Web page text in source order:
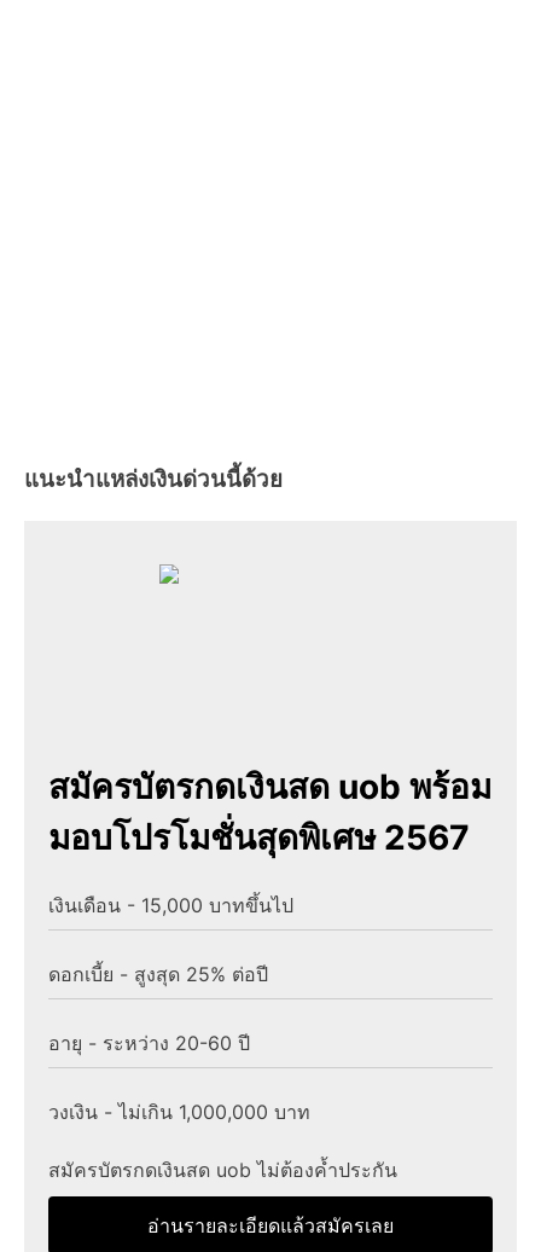
แนะนำแหล่งเงินด่วนนี้ด้วย
สมัครบัตรกดเงินสด uob พร้อม
มอบโปรโมชั่นสุดพิเศษ 2567
เงินเดือน - 15,000 บาทขึ้นไป
ดอกเบี้ย - สูงสุด 25% ต่อปี
อายุ - ระหว่าง 20-60 ปี
วงเงิน - ไม่เกิน 1,000,000 บาท
สมัครบัตรกดเงินสด uob ไม่ต้องค้ำประกัน
อ่านรายละเอียดแล้วสมัครเลย